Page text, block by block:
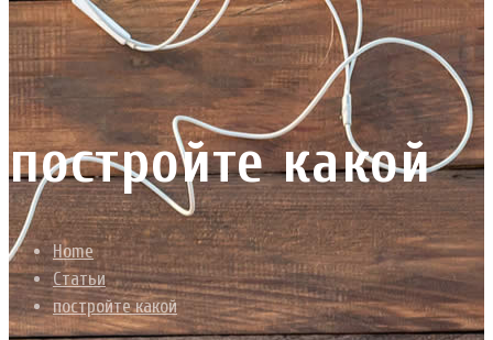
постройте какой
Home
Статьи
постройте какой